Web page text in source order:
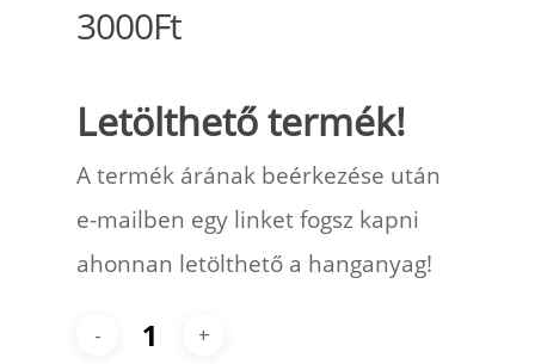
3000Ft
Letölthető termék!
A termék árának beérkezése után
e-mailben egy linket fogsz kapni
ahonnan letölthető a hanganyag!